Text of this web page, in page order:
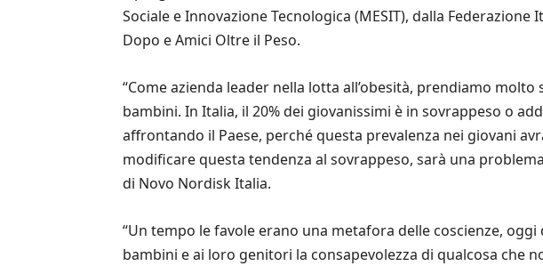
Sociale e Innovazione Tecnologica (MESIT), dalla
Dopo e Amici Oltre il Peso.
“Come azienda leader nella lotta all’obesità, prendiamo
bambini. In Italia, il 20% dei giovanissimi è in sovrappeso o
affrontando il Paese, perché questa prevalenza nei giovani
modificare questa tendenza al sovrappeso, sarà una
di Novo Nordisk Italia.
“Un tempo le favole erano una metafora delle coscienze,
bambini e ai loro genitori la consapevolezza di qualcosa che